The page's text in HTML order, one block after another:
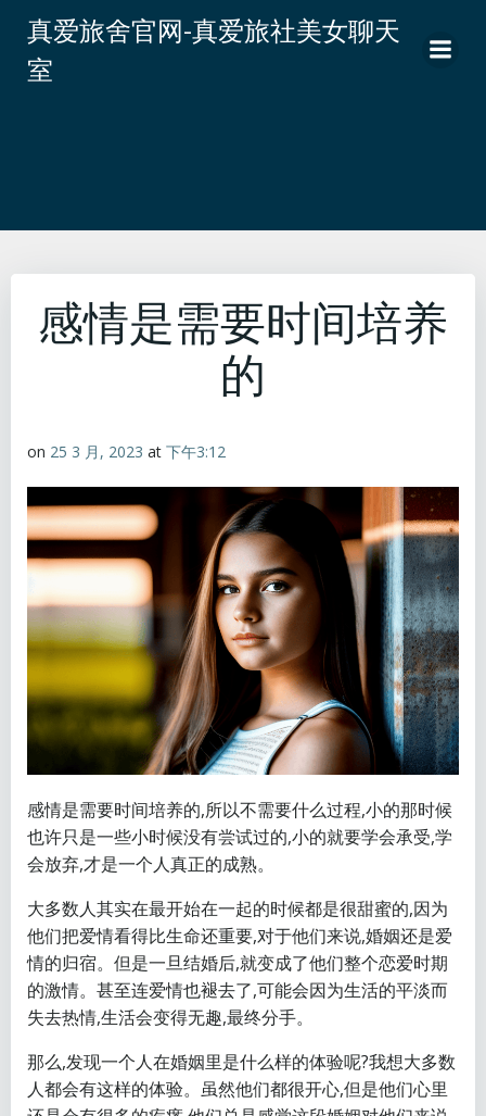
转
真爱旅舍官网-真爱旅社美女聊天
室
感情是需要时间培养
的
on 25 3 月, 2023 at 下午3:12
感情是需要时间培养的,所以不需要什么过程,小的那时候
也许只是一些小时候没有尝试过的,小的就要学会承受,学
会放弃,才是一个人真正的成熟。
大多数人其实在最开始在一起的时候都是很甜蜜的,因为
他们把爱情看得比生命还重要,对于他们来说,婚姻还是爱
情的归宿。但是一旦结婚后,就变成了他们整个恋爱时期
的激情。甚至连爱情也褪去了,可能会因为生活的平淡而
失去热情,生活会变得无趣,最终分手。
那么,发现一个人在婚姻里是什么样的体验呢?我想大多数
人都会有这样的体验。虽然他们都很开心,但是他们心里